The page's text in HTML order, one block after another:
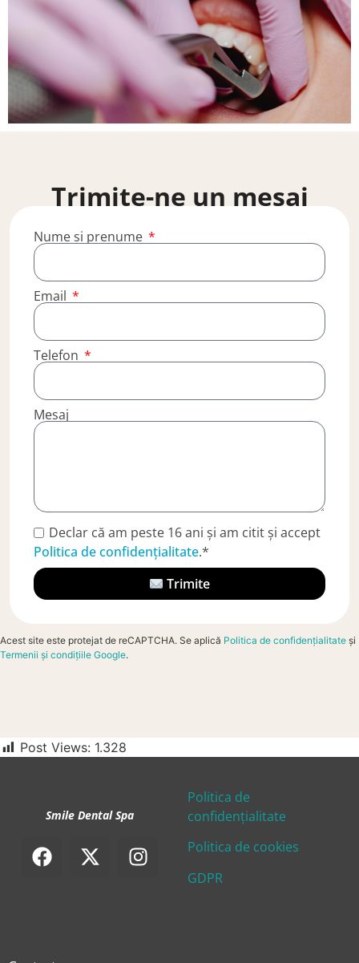
Trimite-ne un mesaj
Nume si prenume
Email
Telefon
Mesaj
Declar că am peste 16 ani și am citit și accept
Politica de confidențialitate.*
Trimite
Acest site este protejat de reCAPTCHA. Se aplică Politica de confidențialitate și
Termenii și condițiile Google.
Post Views: 1.328
Smile Dental Spa
Politica de
confidențialitate
Politica de cookies
GDPR